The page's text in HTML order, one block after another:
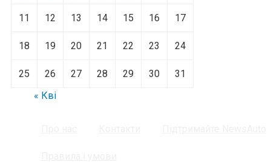
11 12 13 14 15 16 17
18 19 20 21 22 23 24
25 26 27 28 29 30
31
« Кві